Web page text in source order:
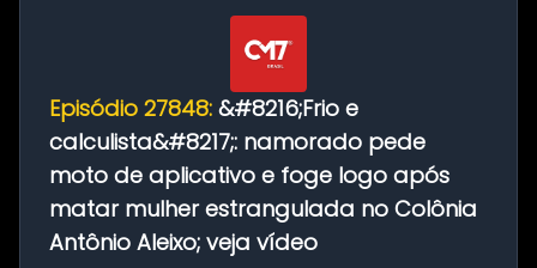
Episódio 27848: &#8216;Frio e
calculista&#8217;: namorado pede
moto de aplicativo e foge logo após
matar mulher estrangulada no Colônia
Antônio Aleixo; veja vídeo